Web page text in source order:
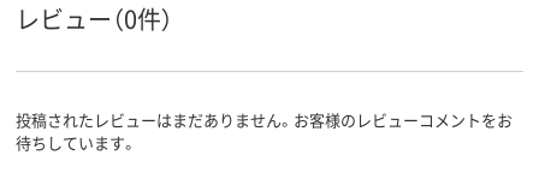
レビュー（0件）
投稿されたレビューはまだありません。お客様のレビューコメントをお
待ちしています。